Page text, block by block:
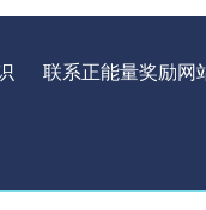
联系正能量奖励网